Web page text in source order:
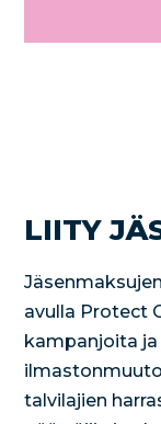
LIITY
avulla Protect
kampanjoita
talvilajien